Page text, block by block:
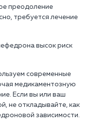
преодоление
требуется лечение
высок риск
современные
медикаментозную
Если вы или ваш
не откладывайте, как
зависимости.